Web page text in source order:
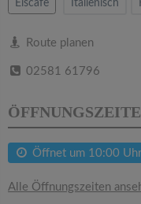
Eiscafe Italienisch
Route planen
02581 61796
Öffnet um 10:00
Alle Öffnungszeiten
i
a